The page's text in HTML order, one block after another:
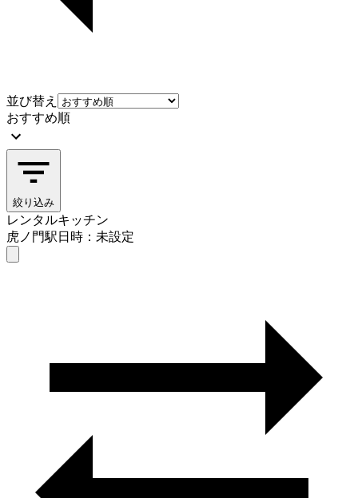
並び替え
おすすめ順
絞り込み
レンタルキッチン
虎ノ門駅日時：未設定